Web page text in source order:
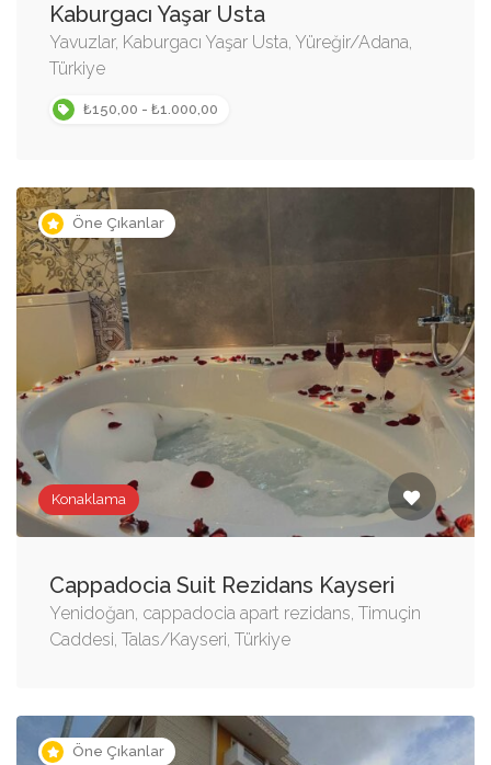
Kaburgacı Yaşar Usta
Yavuzlar, Kaburgacı Yaşar Usta, Yüreğir/Adana,
Türkiye
₺150,00 - ₺1.000,00
Öne Çıkanlar
Konaklama
Cappadocia Suit Rezidans Kayseri
Yenidoğan, cappadocia apart rezidans, Timuçin
Caddesi, Talas/Kayseri, Türkiye
Öne Çıkanlar